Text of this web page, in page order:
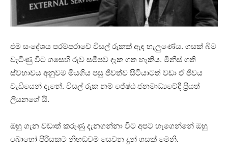
එම සංදේශය පරම්පරාවේ විසල් රුකක් ඇඳ හැලුණේය. ගසක් බිම
වැටිණු විට ගසෙහි රුව සමීපව දැක ගත හැකිය. මිනිස් ගති
ස්වභාවය අනුවම මියගිය පසු ජීවත්ව සිටියාටත් වඩා ඒ ජීවය
වැඩියෙන් දැනේ. විසල් රුක නම් ජේෂ්ඨ ජනමාධ්‍යවේදී ප්‍රියත්
ලියනගේ යි.
ඔහු ගැන වඩාත් කරුණු දැනගන්නා විට අපට හැගෙන්නේ ඔහු
බොහෝ පිරිසකට නිහඩවම සෙවන දුන් ගසක් මෙනි.